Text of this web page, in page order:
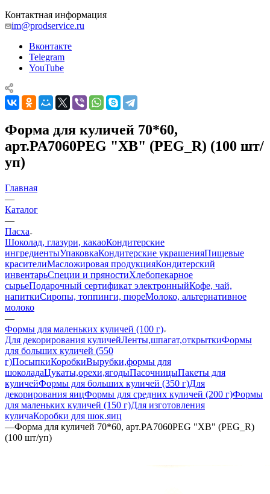
Контактная информация
im@prodservice.ru
Вконтакте
Telegram
YouTube
Форма для куличей 70*60,
арт.PA7060PEG "ХВ" (PEG_R) (100 шт/
уп)
Главная
—
Каталог
—
Пасха
Шоколад, глазури, какаоКондитерские
ингредиентыУпаковкаКондитерские украшенияПищевые
красителиМасложировая продукцияКондитерский
инвентарьСпеции и пряностиХлебопекарное
сырьеПодарочный сертификат электронныйКофе, чай,
напиткиСиропы, топпинги, пюреМолоко, альтернативное
молоко
—
Формы для маленьких куличей (100 г)
Для декорирования куличейЛенты,шпагат,открыткиФормы
для больших куличей (550
г)ПосыпкиКоробкиВырубки,формы для
шоколадаЦукаты,орехи,ягодыПасочницыПакеты для
куличейФормы для больших куличей (350 г)Для
декорирования яицФормы для средних куличей (200 г)Формы
для маленьких куличей (150 г)Для изготовления
куличаКоробки для шок.яиц
—Форма для куличей 70*60, арт.PA7060PEG "ХВ" (PEG_R)
(100 шт/уп)